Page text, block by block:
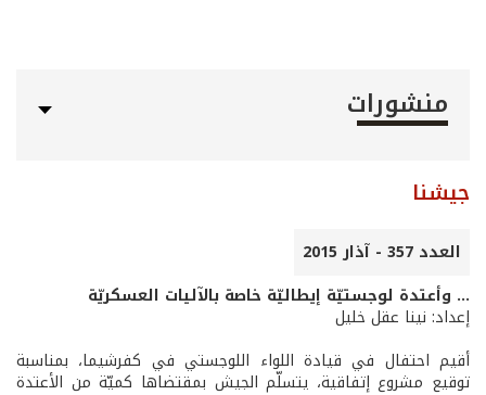
منشورات
جيشنا
العدد 357 - آذار 2015
... وأعتدة لوجستيّة إيطاليّة خاصة بالآليات العسكريّة
إعداد: نينا عقل خليل
أقيم احتفال في قيادة اللواء اللوجستي في كفرشيما، بمناسبة
توقيع مشروع إتفاقية، يتسلّم الجيش بمقتضاها كميّة من الأعتدة